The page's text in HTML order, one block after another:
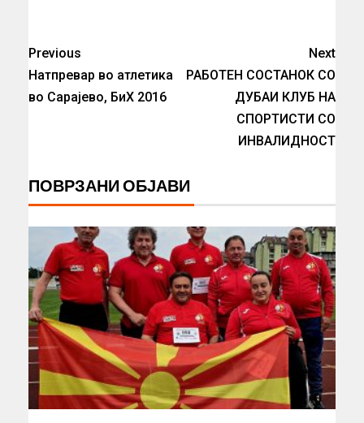
Previous
Натпревар во атлетика
во Сарајево, БиХ 2016
Next
РАБОТЕН СОСТАНОК СО
ДУБАИ КЛУБ НА
СПОРТИСТИ СО
ИНВАЛИДНОСТ
ПОВРЗАНИ ОБЈАВИ